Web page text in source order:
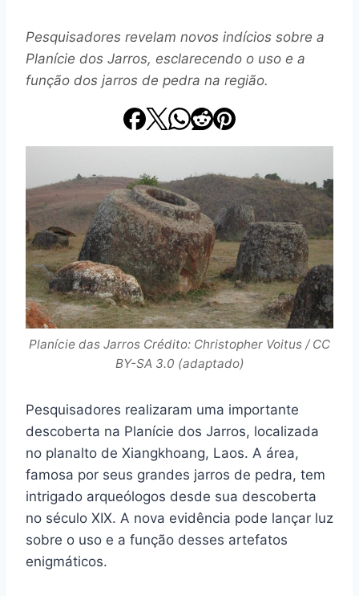
Pesquisadores revelam novos indícios sobre a
Planície dos Jarros, esclarecendo o uso e a
função dos jarros de pedra na região.
Planície das Jarros Crédito: Christopher Voitus / CC
BY-SA 3.0 (adaptado)
Pesquisadores realizaram uma importante
descoberta na Planície dos Jarros, localizada
no planalto de Xiangkhoang, Laos. A área,
famosa por seus grandes jarros de pedra, tem
intrigado arqueólogos desde sua descoberta
no século XIX. A nova evidência pode lançar luz
sobre o uso e a função desses artefatos
enigmáticos.